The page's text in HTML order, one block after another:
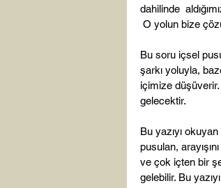
dahilinde
O yolun bize
Bu soru içsel
şarkı yoluyla,
içimize
gelecektir.
Bu yazıyı
pusulan,
ve çok içten bir
gelebilir. Bu